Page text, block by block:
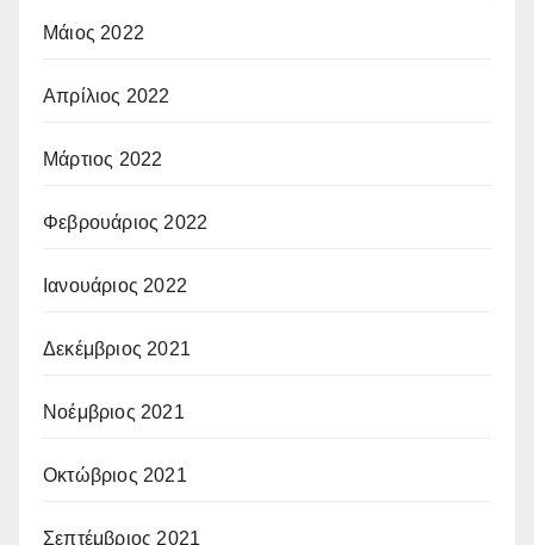
Μάιος 2022
Απρίλιος 2022
Μάρτιος 2022
Φεβρουάριος 2022
Ιανουάριος 2022
Δεκέμβριος 2021
Νοέμβριος 2021
Οκτώβριος 2021
Σεπτέμβριος 2021